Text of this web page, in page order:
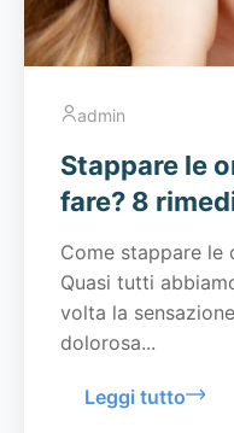
admin
Stappare le
fare? 8
Come stappare le
Quasi tutti
volta la
dolorosa...
Leggi tutto